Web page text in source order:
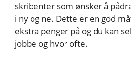
skribenter som ønsker å
i ny og ne. Dette er en god
ekstra penger på og du kan
jobbe og hvor ofte.